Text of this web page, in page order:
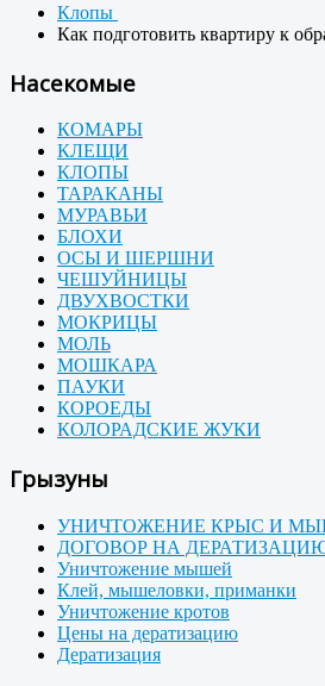
Клопы
Как подготовить квартиру к
Насекомые
КОМАРЫ
КЛЕЩИ
КЛОПЫ
ТАРАКАНЫ
МУРАВЬИ
БЛОХИ
ОСЫ И ШЕРШНИ
ЧЕШУЙНИЦЫ
ДВУХВОСТКИ
МОКРИЦЫ
МОЛЬ
МОШКАРА
ПАУКИ
КОРОЕДЫ
КОЛОРАДСКИЕ ЖУКИ
Грызуны
УНИЧТОЖЕНИЕ КРЫС И
ДОГОВОР НА
Уничтожение мышей
Клей, мышеловки, приманки
Уничтожение кротов
Цены на дератизацию
Дератизация